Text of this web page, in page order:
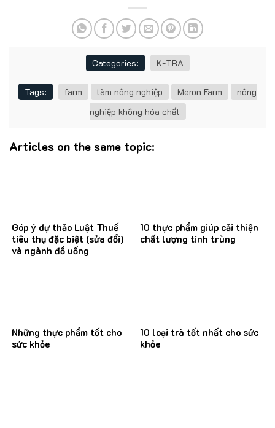
Categories: K-TRA
Tags: farm làm nông nghiệp Meron Farm
nông
nghiệp không hóa chất
Articles on the same topic:
Góp ý dự thảo Luật Thuế
tiêu thụ đặc biệt (sửa đổi)
và ngành đồ uống
10 thực phẩm giúp cải thiện
chất lượng tinh trùng
Những thực phẩm tốt cho
sức khỏe
10 loại trà tốt nhất cho sức
khỏe